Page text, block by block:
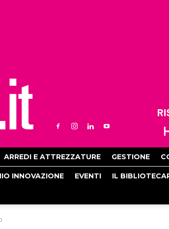
ARREDI E ATTREZZATURE GESTIONE
INNOVAZIONE EVENTI IL